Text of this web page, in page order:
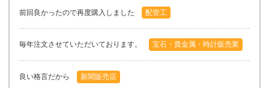
前回良かったので再度購入しました 配管工
毎年注文させていただいております。 宝石・貴金属・時計販売業
良い格言だから 新聞販売店